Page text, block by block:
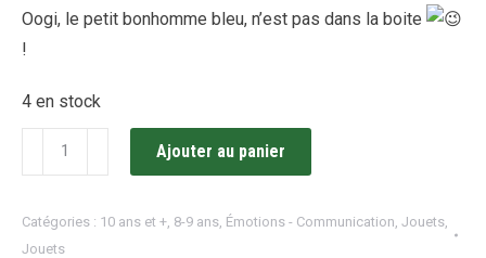
Oogi, le petit bonhomme bleu, n’est pas dans la boite
!
4 en stock
quantité
de
"C'est
Ajouter au panier
Catégories : 10 ans et + 8-9 ans Émotions - Communication Jouets
Jouets